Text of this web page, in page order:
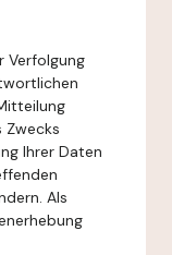
Verfolgung
Zwecks
Ihrer Daten
Als